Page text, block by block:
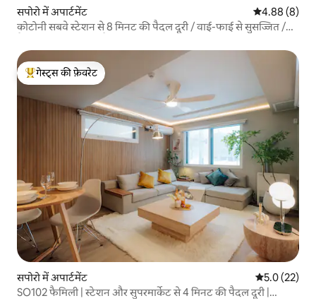
सपोरो में अपार्टमेंट औसत रेटिंग 5 में
4.88 (8)
कोटोनी सबवे स्टेशन से 8 मिनट की पैदल दूरी / वाई-फाई से सुसज्जित /
गेस्ट्स का टॉप फ़ेवरेट
गेस्ट्स की फ़ेवरेट
सपोरो में अपार्टमेंट औसत रेटिंग 5
5.0 (22)
SO102 फैमिली | स्टेशन और सुपरमार्केट से 4 मिनट की पैदल दूरी |